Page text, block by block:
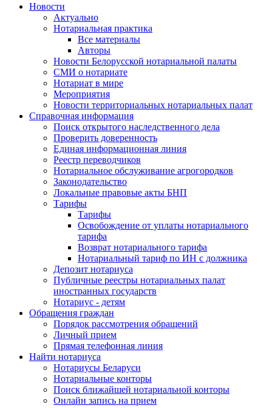
Новости
Актуально
Нотариальная практика
Все материалы
Авторы
Новости Белорусской нотариальной палаты
СМИ о нотариате
Нотариат в мире
Мероприятия
Новости территориальных нотариальных палат
Справочная информация
Поиск открытого наследственного дела
Проверить доверенность
Единая информационная линия
Реестр переводчиков
Нотариальное обслуживание агрогородков
Законодательство
Локальные правовые акты БНП
Тарифы
Тарифы
Освобождение от уплаты нотариального
тарифа
Возврат нотариального тарифа
Нотариальный тариф по ИН с должника
Депозит нотариуса
Публичные реестры нотариальных палат
иностранных государств
Нотариус - детям
Обращения граждан
Порядок рассмотрения обращений
Личный прием
Прямая телефонная линия
Найти нотариуса
Нотариусы Беларуси
Нотариальные конторы
Поиск ближайшей нотариальной конторы
Онлайн запись на прием